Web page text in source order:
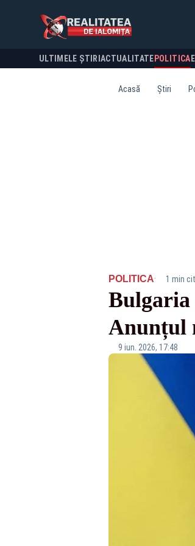
ULTIMELE ȘTIRI ACTUALITATE POLITICA
Acasă Știri
POLITICA· 1 min
Bulgaria
Anunțul
9 iun. 2026, 17:48